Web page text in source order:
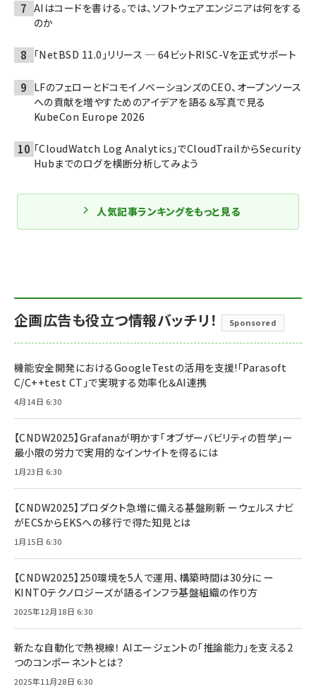
AIはコードを書ける。では、ソフトウェアエンジニアは何をする
のか
「NetBSD 11.0」リリース ─ 64ビットRISC-Vを正式サポート
LFのフェローとドコモイノベーションズのCEO、オープンソース
への貢献を増やすためのアイデアを語る＆写真で見る
KubeCon Europe 2026
「CloudWatch Log Analytics」でCloudTrailからSecurity
Hubまでのログを横断分析してみよう
人気記事ランキングをもっと見る
企画広告も役立つ情報バッチリ！ Sponsored
機能安全開発におけるGoogleTestの活用を支援!「Parasoft
C/C++test CT」で実現する効率化＆AI連携
4月14日 6:30
【CNDW2025】Grafanaが明かす「オブザーバビリティの哲学」ー
最小限の労力で実用的なインサイトを得るには
1月23日 6:30
【CNDW2025】プロダクト急増に備える基盤刷新 ーウェルスナビ
がECSからEKSへの移行で得た知見とは
1月15日 6:30
【CNDW2025】250環境を5人で運用、構築時間は30分に ー
KINTOテクノロジーズが語るインフラ基盤組織の作り方
2025年12月18日 6:30
新たな自動化で熱視線！ AIエージェントの「推論能力」を支える2
つのコンポーネントとは？
2025年11月28日 6:30